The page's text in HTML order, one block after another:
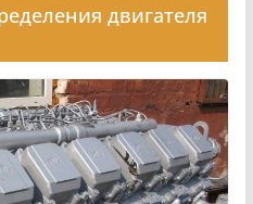
двигателя